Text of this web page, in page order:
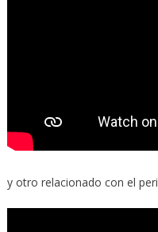
y otro relacionado con el